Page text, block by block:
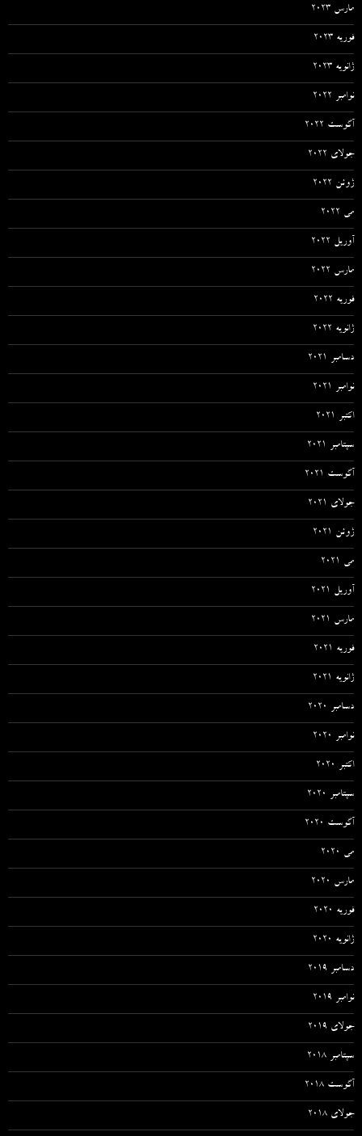
مارس 2023
فوریه 2023
ژانویه 2023
نوامبر 2022
آگوست 2022
جولای 2022
ژوئن 2022
می 2022
آوریل 2022
مارس 2022
فوریه 2022
ژانویه 2022
دسامبر 2021
نوامبر 2021
اکتبر 2021
سپتامبر 2021
آگوست 2021
جولای 2021
ژوئن 2021
می 2021
آوریل 2021
مارس 2021
فوریه 2021
ژانویه 2021
دسامبر 2020
نوامبر 2020
اکتبر 2020
سپتامبر 2020
آگوست 2020
می 2020
مارس 2020
فوریه 2020
ژانویه 2020
دسامبر 2019
نوامبر 2019
جولای 2019
سپتامبر 2018
آگوست 2018
جولای 2018